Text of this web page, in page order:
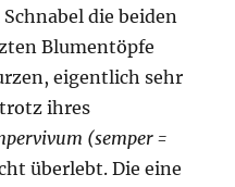
die beiden
Blumentöpfe
eigentlich sehr
ihres
(semper =
überlebt. Die eine